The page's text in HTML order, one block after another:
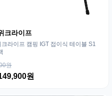
크라이프
크라이프 캠핑 IGT 접이식 테이블 S1
원
원